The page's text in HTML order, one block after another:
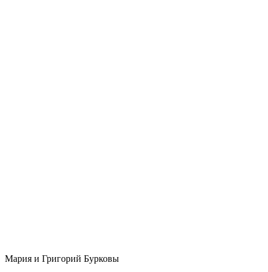
Мария и Григорий Бурковы